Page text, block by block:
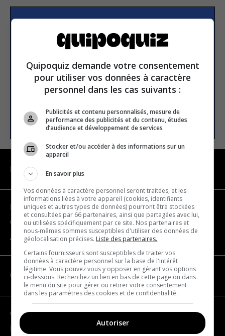
newsletter
Email address
SUBSCRIBE
NAVIGATION
Become a partner
Contact us
About us
CATEGORIES
Geography
France
Quipoquiz demande votre consentement
pour utiliser vos données à caractère
personnel dans les cas suivants :
Publicités et contenu personnalisés, mesure de
performance des publicités et du contenu, études
d’audience et développement de services
Stocker et/ou accéder à des informations sur un
appareil
En savoir plus
Vos données à caractère personnel seront traitées, et les
informations liées à votre appareil (cookies, identifiants
uniques et autres types de données) pourront être stockées
et consultées par 66 partenaires, ainsi que partagées avec lui,
ou utilisées spécifiquement par ce site. Nos partenaires et
nous-mêmes sommes susceptibles d'utiliser des données de
géolocalisation précises. Liste des partenaires.
Certains fournisseurs sont susceptibles de traiter vos
données à caractère personnel sur la base de l'intérêt
légitime. Vous pouvez vous y opposer en gérant vos options
ci-dessous. Recherchez un lien en bas de cette page ou dans
le menu du site pour gérer ou retirer votre consentement
dans les paramètres des cookies et de confidentialité.
Autoriser